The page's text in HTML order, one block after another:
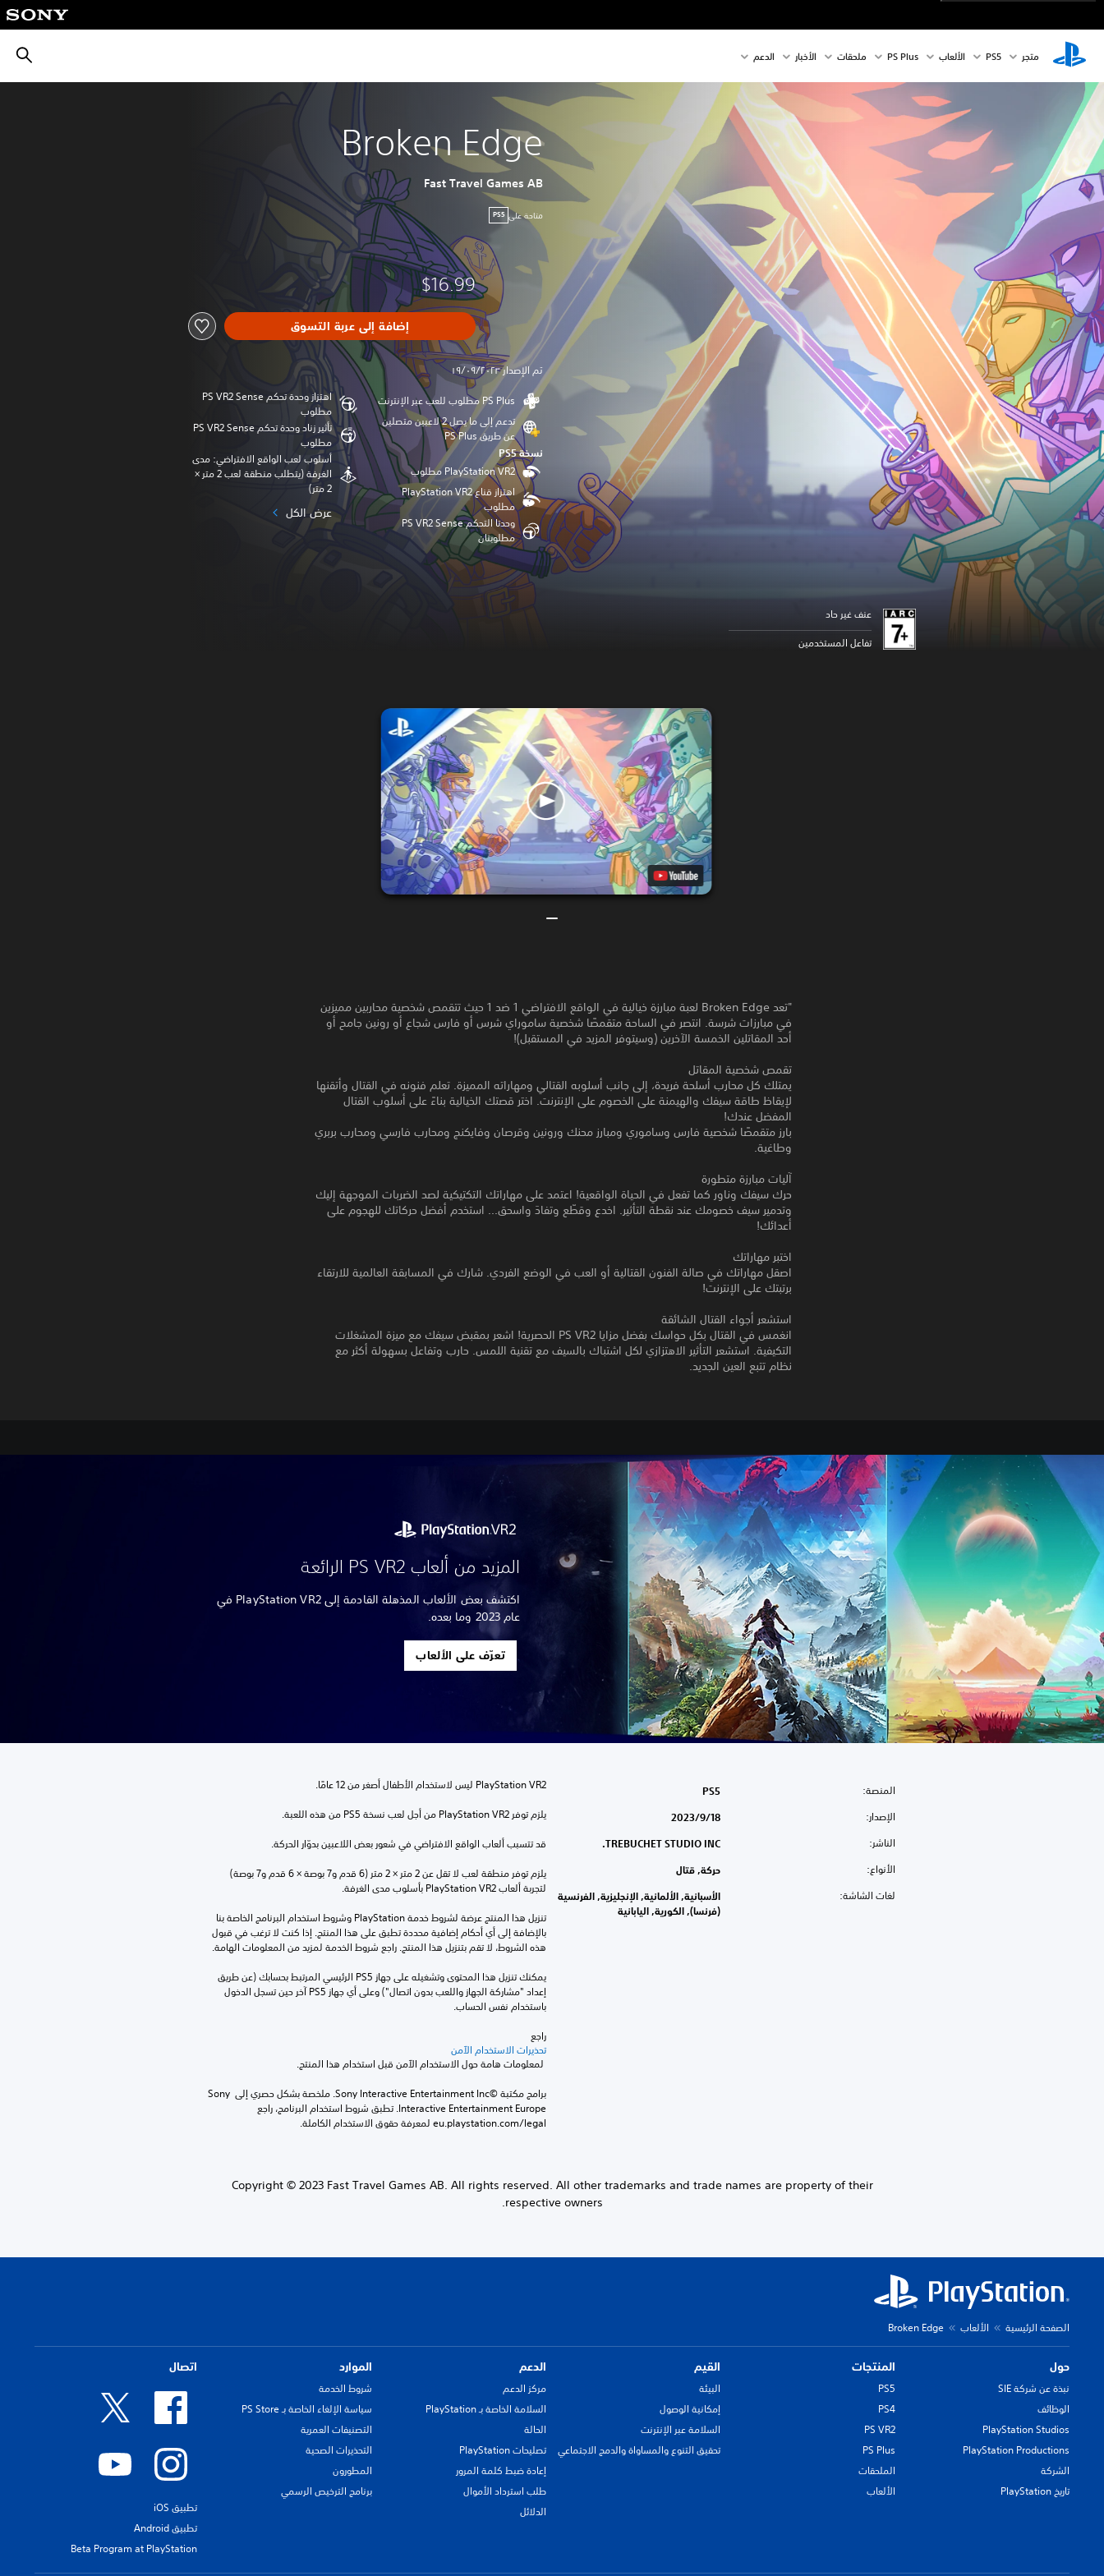
متجر PS5‏ الألعاب PS Plus ملحقات الأخبار الدعم
Broken Edge
Fast Travel Games AB
متاحة على PS5
$16.99
إضافة إلى عربة التسوق
تم الإصدار ١٩/٠٩/٢٠٢٣
تدعم إلى ما يصل 2 لاعبين متصلين
عن طريق PS Plus‏
نسخة PS5‏
‏PlayStation VR2 مطلوب
اهتزاز قناع PlayStation VR2
مطلوب
وحدتا التحكم PS VR2 Sense
مطلوبتان
اهتزاز وحدة تحكم PS VR2 Sense
مطلوب
تأثير زناد وحدة تحكم PS VR2 Sense
مطلوب
أسلوب لعب الواقع الافتراضي: مدى
الغرفة (يتطلب منطقة لعب 2 متر ×
2 متر)
عرض الكل
عنف غير حاد
تفاعل المستخدمين
"تعد Broken Edge لعبة مبارزة خيالية في الواقع الافتراضي 1 ضد 1 حيث تتقمص شخصية محاربين مميزين
في مبارزات شرسة. انتصر في الساحة متقمصًا شخصية ساموراي شرس أو فارس شجاع أو رونين جامح أو
أحد المقاتلين الخمسة الآخرين (وسيتوفر المزيد في المستقبل)!
تقمص شخصية المقاتل
يمتلك كل محارب أسلحة فريدة، إلى جانب أسلوبه القتالي ومهاراته المميزة. تعلم فنونه في القتال وأتقنها
لإيقاظ طاقة سيفك والهيمنة على الخصوم على الإنترنت. اختر قصتك الخيالية بناءً على أسلوب القتال
المفضل عندك!
بارز متقمصًا شخصية فارس وساموري ومبارز محنك ورونين وقرصان وفايكنج ومحارب فارسي ومحارب بربري
وطاغية.
آليات مبارزة متطورة
حرك سيفك وناور كما تفعل في الحياة الواقعية! اعتمد على مهاراتك التكتيكية لصد الضربات الموجهة إليك
وتدمير سيف خصومك عند نقطة التأثير. اخدع وقطّع وتفادَ واسحق... استخدم أفضل حركاتك للهجوم على
أعدائك!
اختبر مهاراتك
اصقل مهاراتك في صالة الفنون القتالية أو العب في الوضع الفردي. شارك في المسابقة العالمية للارتقاء
برتبتك على الإنترنت!
استشعر أجواء القتال الشائقة
انغمس في القتال بكل حواسك بفضل مزايا PS VR2 الحصرية! اشعر بمقبض سيفك مع ميزة المشغلات
التكيفية. استشعر التأثير الاهتزازي لكل اشتباك بالسيف مع تقنية اللمس. حارب وتفاعل بسهولة أكثر مع
نظام تتبع العين الجديد.
المزيد من ألعاب PS VR2 الرائعة
اكتشف بعض الألعاب المذهلة القادمة إلى PlayStation VR2 في
عام 2023 وما بعده.
تعرّف على الألعاب
المنصة: PS5
الإصدار: 18‏/9‏/2023
الناشر: TREBUCHET STUDIO INC.
الأنواع: حركة, قتال
لغات الشاشة:
الأسبانية, الألمانية, الإنجليزية, الفرنسية
(فرنسا), الكورية, اليابانية
يلزم توفر PlayStation VR2 من أجل لعب نسخة PS5 من هذه اللعبة.
قد تتسبب ألعاب الواقع الافتراضي في شعور بعض اللاعبين بدوّار الحركة.
يلزم توفر منطقة لعب لا تقل عن 2 متر × 2 متر (6 قدم و7 بوصة × 6 قدم و7 بوصة)
لتجربة ألعاب PlayStation VR2 بأسلوب مدى الغرفة.
بالإضافة إلى أي أحكام إضافية محددة تطبق على هذا المنتج. إذا كنت لا ترغب في قبول
هذه الشروط، لا تقم بتنزيل هذا المنتج. راجع شروط الخدمة لمزيد من المعلومات الهامة.
يمكنك تنزيل هذا المحتوى وتشغيله على جهاز PS5 الرئيسي المرتبط بحسابك (عن طريق
إعداد "مشاركة الجهاز واللعب بدون اتصال") وعلى أي جهاز PS5 آخر حين تسجل الدخول
باستخدام نفس الحساب.
راجع
تحذيرات الاستخدام الآمن
برامج مكتبة ©Sony Interactive Entertainment Inc. ملخصة بشكل حصري إلى Sony
eu.playstation.com/legal لمعرفة حقوق الاستخدام الكاملة.
Copyright © 2023 Fast Travel Games AB. All rights reserved. All other trademarks and trade names are property of their
respective owners.
الصفحة الرئيسية الألعاب Broken Edge
حول
نبذة عن شركة SIE
الوظائف
PlayStation Studios
PlayStation Productions
الشركة
تاريخ PlayStation
المنتجات
PS5
PS4
PS VR2
PS Plus
الملحقات
الألعاب
القيم
البيئة
إمكانية الوصول
السلامة عبر الإنترنت
تحقيق التنوع والمساواة والدمج الاجتماعي
الدعم
مركز الدعم
السلامة الخاصة بـ PlayStation
الحالة
تصليحات PlayStation
إعادة ضبط كلمة المرور
طلب استرداد الأموال
الدلائل
الموارد
شروط الخدمة
سياسة الإلغاء الخاصة بـ PS Store
التصنيفات العمرية
التحذيرات الصحية
المطورون
برنامج الترخيص الرسمي
اتصال
تطبيق iOS
تطبيق Android
Beta Program at PlayStation